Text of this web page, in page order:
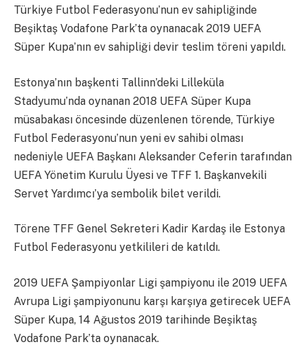
Türkiye Futbol Federasyonu’nun ev sahipliğinde
Beşiktaş Vodafone Park’ta oynanacak 2019 UEFA
Süper Kupa’nın ev sahipliği devir teslim töreni yapıldı.
Estonya’nın başkenti Tallinn’deki Lilleküla
Stadyumu’nda oynanan 2018 UEFA Süper Kupa
müsabakası öncesinde düzenlenen törende, Türkiye
Futbol Federasyonu’nun yeni ev sahibi olması
nedeniyle UEFA Başkanı Aleksander Ceferin tarafından
UEFA Yönetim Kurulu Üyesi ve TFF 1. Başkanvekili
Servet Yardımcı’ya sembolik bilet verildi.
Törene TFF Genel Sekreteri Kadir Kardaş ile Estonya
Futbol Federasyonu yetkilileri de katıldı.
2019 UEFA Şampiyonlar Ligi şampiyonu ile 2019 UEFA
Avrupa Ligi şampiyonunu karşı karşıya getirecek UEFA
Süper Kupa, 14 Ağustos 2019 tarihinde Beşiktaş
Vodafone Park’ta oynanacak.